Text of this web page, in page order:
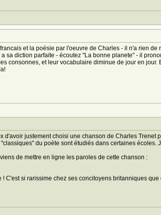
et la poésie par l'oeuvre de Charles - il n'a rien
sa diction parfaite - écoutez "La bonne planete" - il
consonnes, et leur vocabulaire diminue de jour en jour.
d'avoir justement choisi une chanson de Charles Trenet
du poète sont étudiés dans certaines écoles.
de mettre en ligne les paroles de cette chanson :
C'est si rarissime chez ses concitoyens britanniques